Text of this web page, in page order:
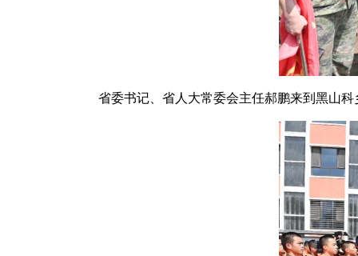
省委书记、省人大常委会主任郝鹏来到黑山科